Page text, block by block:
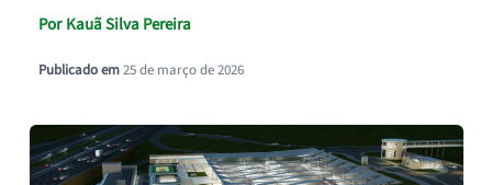
Por Kauã Silva Pereira
Publicado em25 de março de 2026